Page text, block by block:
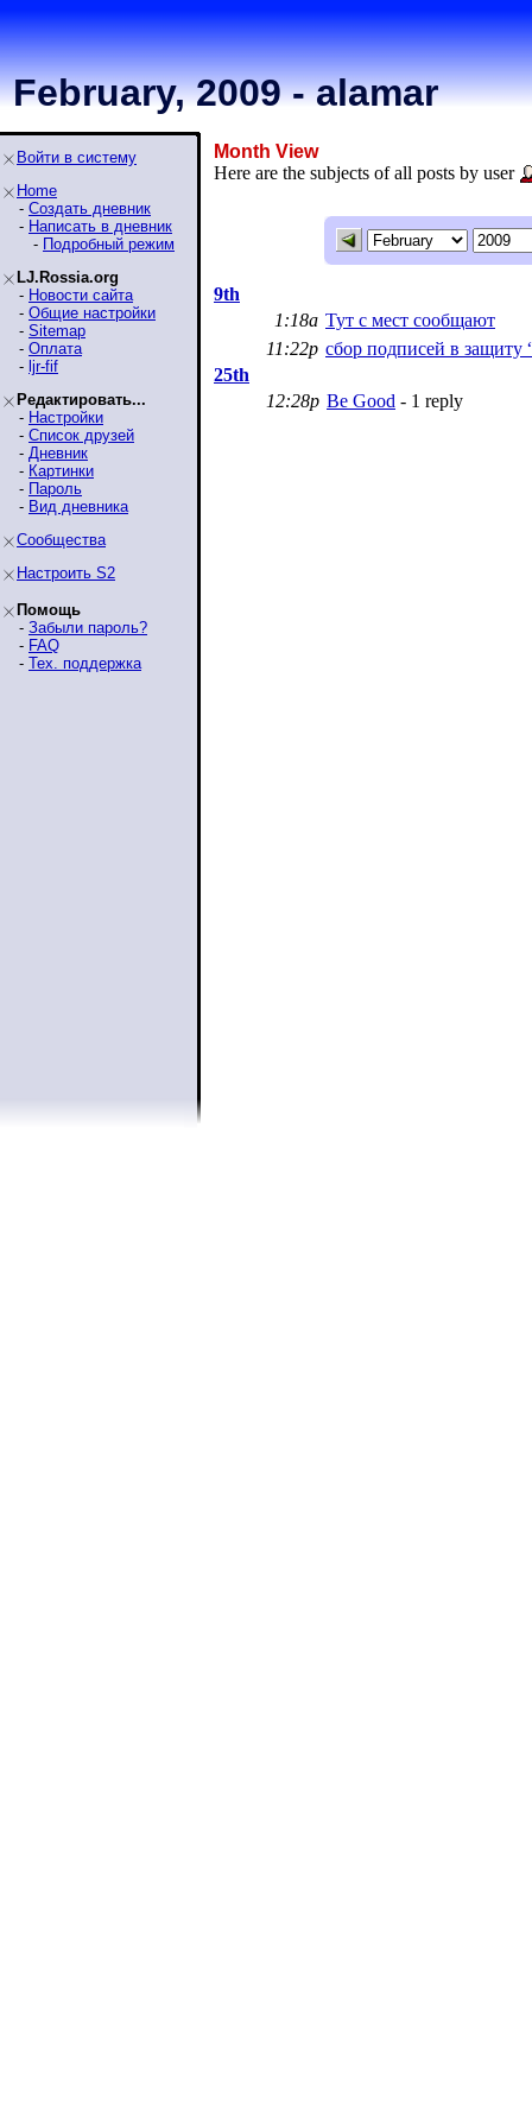
February, 2009 - alamar
Войти в систему
Home
- Создать дневник
- Написать в дневник
- Подробный режим
LJ.Rossia.org
- Новости сайта
- Общие настройки
- Sitemap
- Оплата
- ljr-fif
Редактировать...
- Настройки
- Список друзей
- Дневник
- Картинки
- Пароль
- Вид дневника
Сообщества
Настроить S2
Помощь
- Забыли пароль?
- FAQ
- Тех. поддержка
Month View
Here are the subjects of all posts by user
9th
1:18a Тут с мест сообщают
11:22p сбор подписей в защиту
25th
12:28p Be Good - 1 reply